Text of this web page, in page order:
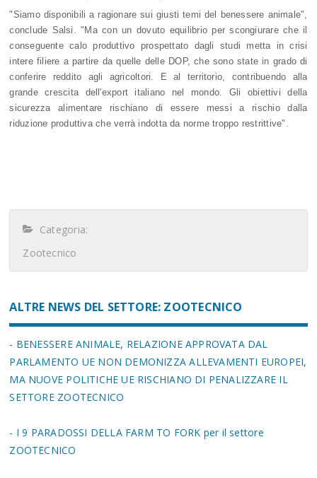
"Siamo disponibili a ragionare sui giusti temi del benessere animale",
conclude Salsi. "Ma con un dovuto equilibrio per scongiurare che il
conseguente calo produttivo prospettato dagli studi metta in crisi
intere filiere a partire da quelle delle DOP, che sono state in grado di
conferire reddito agli agricoltori. E al territorio, contribuendo alla
grande crescita dell'export italiano nel mondo. Gli obiettivi della
sicurezza alimentare rischiano di essere messi a rischio dalla
riduzione produttiva che verrà indotta da norme troppo restrittive".
Categoria:
Zootecnico
ALTRE NEWS DEL SETTORE: ZOOTECNICO
- BENESSERE ANIMALE, RELAZIONE APPROVATA DAL
PARLAMENTO UE NON DEMONIZZA ALLEVAMENTI EUROPEI,
MA NUOVE POLITICHE UE RISCHIANO DI PENALIZZARE IL
SETTORE ZOOTECNICO
- I 9 PARADOSSI DELLA FARM TO FORK per il settore
ZOOTECNICO